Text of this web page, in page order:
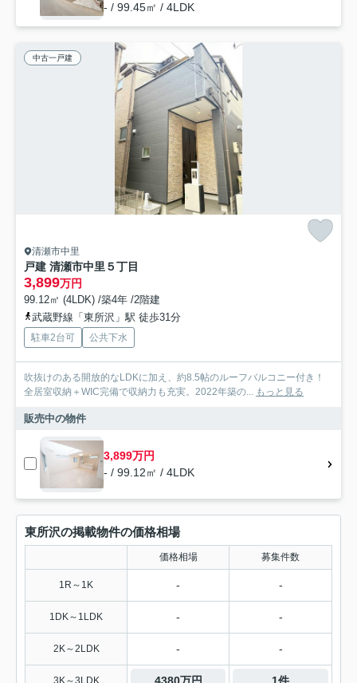
- / 99.45㎡ / 4LDK
中古一戸建
清瀬市中里
戸建 清瀬市中里５丁目
3,899万円
99.12㎡ (4LDK) /築4年 /2階建
武蔵野線「東所沢」駅 徒歩31分
駐車2台可 公共下水
吹抜けのある開放的なLDKに加え、約8.5帖のルーフバルコニー付き！
全居室収納＋WIC完備で収納力も充実。2022年築の...
もっと見る
販売中の物件
3,899万円
- / 99.12㎡ / 4LDK
東所沢の掲載物件の価格相場
価格相場 募集件数
1R～1K - -
1DK～1LDK - -
2K～2LDK - -
3K～3LDK 4380万円 1件